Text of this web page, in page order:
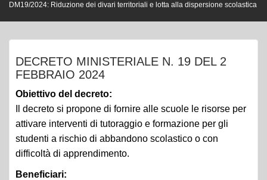
DM19/2024: Riduzione dei divari territoriali e lotta alla dispersione scolastica
DECRETO MINISTERIALE N. 19 DEL 2
FEBBRAIO 2024
Obiettivo del decreto:
Il decreto si propone di fornire alle scuole le risorse per
attivare interventi di tutoraggio e formazione per gli
studenti a rischio di abbandono scolastico o con
difficoltà di apprendimento.
Beneficiari: